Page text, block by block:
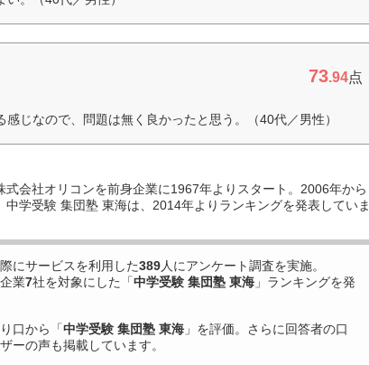
73.94点
じなので、問題は無く良かったと思う。（40代／男性）
式会社オリコンを前身企業に1967年よりスタート。2006年から
中学受験 集団塾 東海は、2014年よりランキングを発表していま
にサービスを利用した389人にアンケート調査を実施。
業7社を対象にした「中学受験 集団塾 東海 」ランキングを発
口から「中学受験 集団塾 東海 」を評価。さらに回答者の口
ーの声も掲載しています。